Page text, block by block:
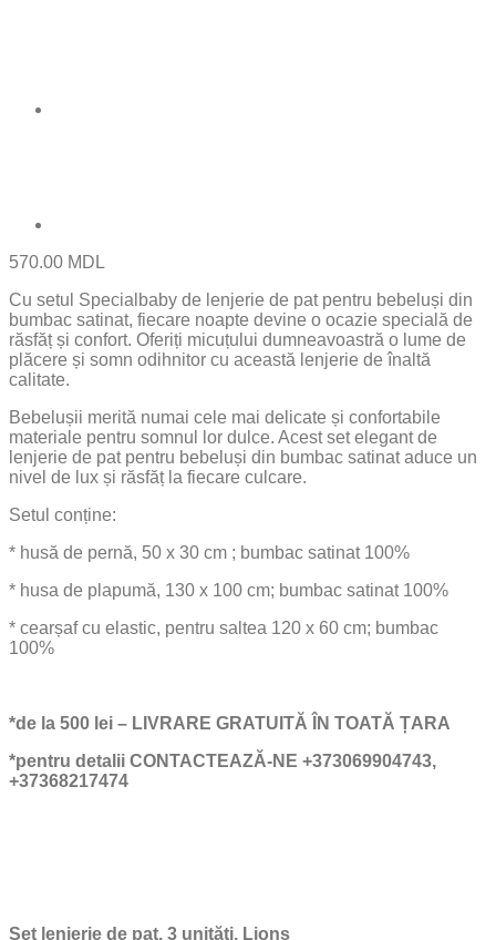
570.00 MDL
Cu setul Specialbaby de lenjerie de pat pentru bebeluși din
bumbac satinat, fiecare noapte devine o ocazie specială de
răsfăț și confort. Oferiți micuțului dumneavoastră o lume de
plăcere și somn odihnitor cu această lenjerie de înaltă
calitate.
Bebelușii merită numai cele mai delicate și confortabile
materiale pentru somnul lor dulce. Acest set elegant de
lenjerie de pat pentru bebeluși din bumbac satinat aduce un
nivel de lux și răsfăț la fiecare culcare.
Setul conține:
* husă de pernă, 50 x 30 cm ; bumbac satinat 100%
* husa de plapumă, 130 x 100 cm; bumbac satinat 100%
* cearșaf cu elastic, pentru saltea 120 x 60 cm; bumbac
100%
*de la 500 lei – LIVRARE GRATUITĂ ÎN TOATĂ ȚARA
*pentru detalii CONTACTEAZĂ-NE +373069904743,
+37368217474
Set lenjerie de pat, 3 unități, Lions